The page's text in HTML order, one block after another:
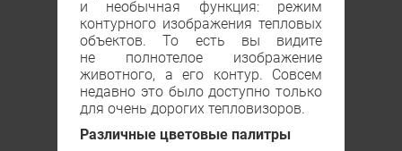
и необычная функция: режим
контурного изображения тепловых
объектов. То есть вы видите
не полнотелое изображение
животного, а его контур. Совсем
недавно это было доступно только
для очень дорогих тепловизоров.
Различные цветовые палитры